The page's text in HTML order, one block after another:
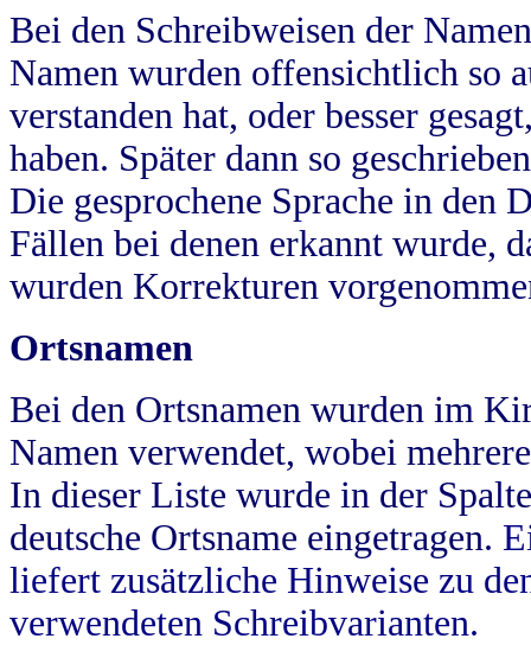
Bei den Schreibweisen der
Namen wurden offensichtlich so
verstanden hat, oder besser
haben. Später dann so
Die gesprochene Sprache in
Fällen bei denen erkannt wurde,
wurden Korrekturen
Ortsnamen
Bei den Ortsnamen wurden im
Namen verwendet, wobei
In dieser Liste wurde in der
deutsche Ortsname eingetragen.
liefert zusätzliche Hinweise zu
verwendeten Schreibvarianten.